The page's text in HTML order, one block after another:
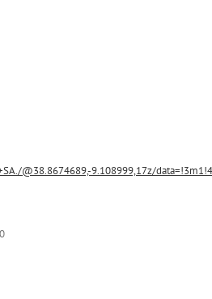
@38.8674689,-9.108999,17z/